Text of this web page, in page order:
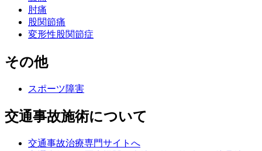
肘痛
股関節痛
変形性股関節症
その他
スポーツ障害
交通事故施術について
交通事故治療専門サイトへ